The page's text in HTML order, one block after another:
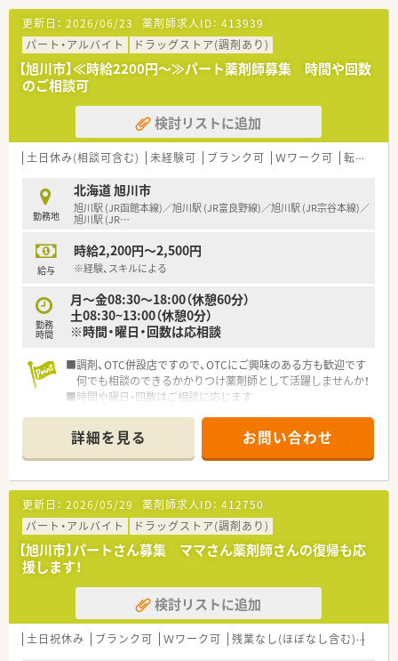
・・＊ 企業の特徴 ＊・・
■北海道に本社を置く大手ドラッグストアチェーンです。
売上はグループ全体で4,000億円超、店舗数も1,200店舗超、子
会社含むグループ全体では2,000店舗超の以上東証プライム上場
企業で、福利厚生は業界内でもトップクラスの水準です。
■お客様にとって一番身近なトータルヘルスケアステーション
を目指しています。
■育児時短制度の利用者は200名以上！社員のプライベートを支
える制度が整っています。
■多彩な教育システム！
師新入社員研修」等、様々な研修制度があります。
自宅学習が可能なe-ラーニング講座、本人のキャリアアップの
ための通信教育等、豊富な研修システムがあります。
更新日： 2026/06/23 薬剤師求人ID： 413939
パート・アルバイト
ドラッグストア(調剤あり)
【旭川市】≪時給2200円～≫パート薬剤師募集 時間や回数
のご相談可
検討リストに追加
土日休み(相談可含む) 未経験可 ブランク可 Ｗワーク可 転勤なし
勤務地
北海道 旭川市
旭川駅 (JR函館本線)／旭川駅 (JR富良野線)／旭川駅 (JR宗谷本線)／
旭川駅 (JR…
給与
時給2,200円～2,500円
※経験、スキルによる
勤務
時間
月～金08:30～18:00（休憩60分）
土08:30~13:00（休憩0分）
※時間・曜日・回数は応相談
■調剤、OTC併設店ですので、OTCにご興味のある方も歓迎です
何でも相談のできるかかりつけ薬剤師として活躍しませんか！
■時間や曜日・回数はご相談に応じます
詳細を見る お問い合わせ
更新日： 2026/05/29 薬剤師求人ID： 412750
パート・アルバイト
ドラッグストア(調剤あり)
【旭川市】パートさん募集 ママさん薬剤師さんの復帰も応
援します！
検討リストに追加
土日祝休み ブランク可 Ｗワーク可 残業なし(ほぼなし含む)